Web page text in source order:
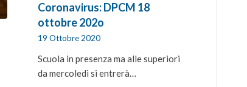
Coronavirus: DPCM 18
ottobre 202o
19 Ottobre 2020
Scuola in presenza ma alle superiori
da mercoledì si entrerà…